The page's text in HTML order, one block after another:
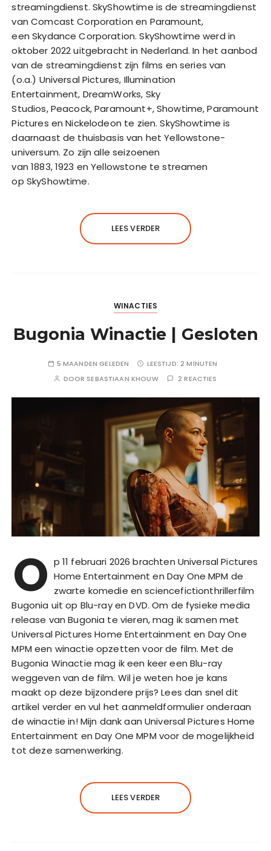
streamingdienst. SkyShowtime is de streamingdienst
van Comcast Corporation en Paramount,
een Skydance Corporation. SkyShowtime werd in
oktober 2022 uitgebracht in Nederland. In het aanbod
van de streamingdienst zijn films en series van
(o.a.) Universal Pictures, Illumination
Entertainment, DreamWorks, Sky
Studios, Peacock, Paramount+, Showtime, Paramount
Pictures en Nickelodeon te zien. SkyShowtime is
daarnaast de thuisbasis van het Yellowstone-
universum. Zo zijn alle seizoenen
van 1883, 1923 en Yellowstone te streamen
op SkyShowtime.
LEES VERDER
WINACTIES
Bugonia Winactie | Gesloten
5 MAANDEN GELEDEN LEESTIJD:2 MINUTEN
DOOR SEBASTIAAN KHOUW 2 REACTIES
O p 11 februari 2026 brachten Universal Pictures
Home Entertainment en Day One MPM de
zwarte komedie en sciencefictionthrillerfilm
Bugonia uit op Blu-ray en DVD. Om de fysieke media
release van Bugonia te vieren, mag ik samen met
Universal Pictures Home Entertainment en Day One
MPM een winactie opzetten voor de film. Met de
Bugonia Winactie mag ik een keer een Blu-ray
weggeven van de film. Wil je weten hoe je kans
maakt op deze bijzondere prijs? Lees dan snel dit
artikel verder en vul het aanmeldformulier onderaan
de winactie in! Mijn dank aan Universal Pictures Home
Entertainment en Day One MPM voor de mogelijkheid
tot deze samenwerking.
LEES VERDER